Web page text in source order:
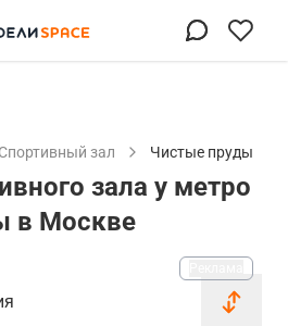
Спортивный зал Чистые пруды
зала у метро
в Москве